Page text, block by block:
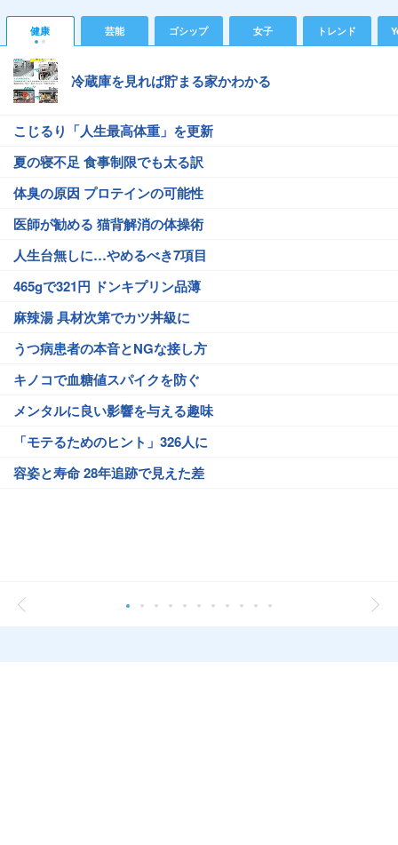
健康 芸能 ゴシップ 女子 トレンド
冷蔵庫を見れば貯まる家かわかる
こじるり「人生最高体重」を更新
夏の寝不足 食事制限でも太る訳
体臭の原因 プロテインの可能性
医師が勧める 猫背解消の体操術
人生台無しに…やめるべき7項目
465gで321円 ドンキプリン品薄
麻辣湯 具材次第でカツ丼級に
うつ病患者の本音とNGな接し方
キノコで血糖値スパイクを防ぐ
メンタルに良い影響を与える趣味
「モテるためのヒント」326人に
容姿と寿命 28年追跡で見えた差